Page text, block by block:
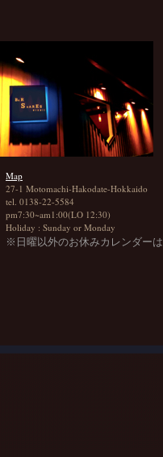
Map
27-1 Motomachi-Hakodate-Hokkaido
tel. 0138-22-5584
pm7:30~am1:00(LO 12:30)
Holiday : Sunday or Monday
※日曜以外のお休みカレンダーは